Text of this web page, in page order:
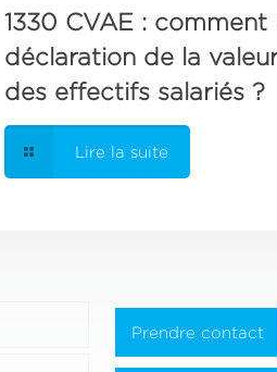
1330 CVAE : comment
déclaration de la
des effectifs salariés ?
Lire la suite
Prendre contact